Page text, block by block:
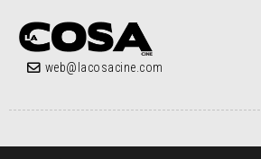
web@lacosacine.com